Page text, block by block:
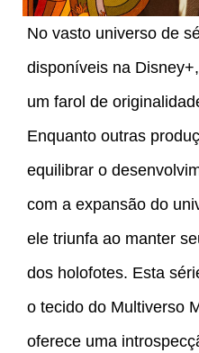
No vasto universo de
disponíveis na
um farol de
Enquanto outras
equilibrar o
com a expansão do
ele triunfa ao manter
dos holofotes. Esta
o tecido do Multiverso
oferece uma